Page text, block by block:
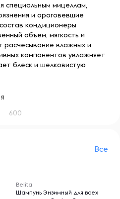
специальным мицеллам,
и ороговевшие
кондиционеры
объем, мягкость и
расчесывание влажных и
компонентов увлажняет
блеск и шелковистую
600
Все
Belita
Шампунь Энзимный для всех